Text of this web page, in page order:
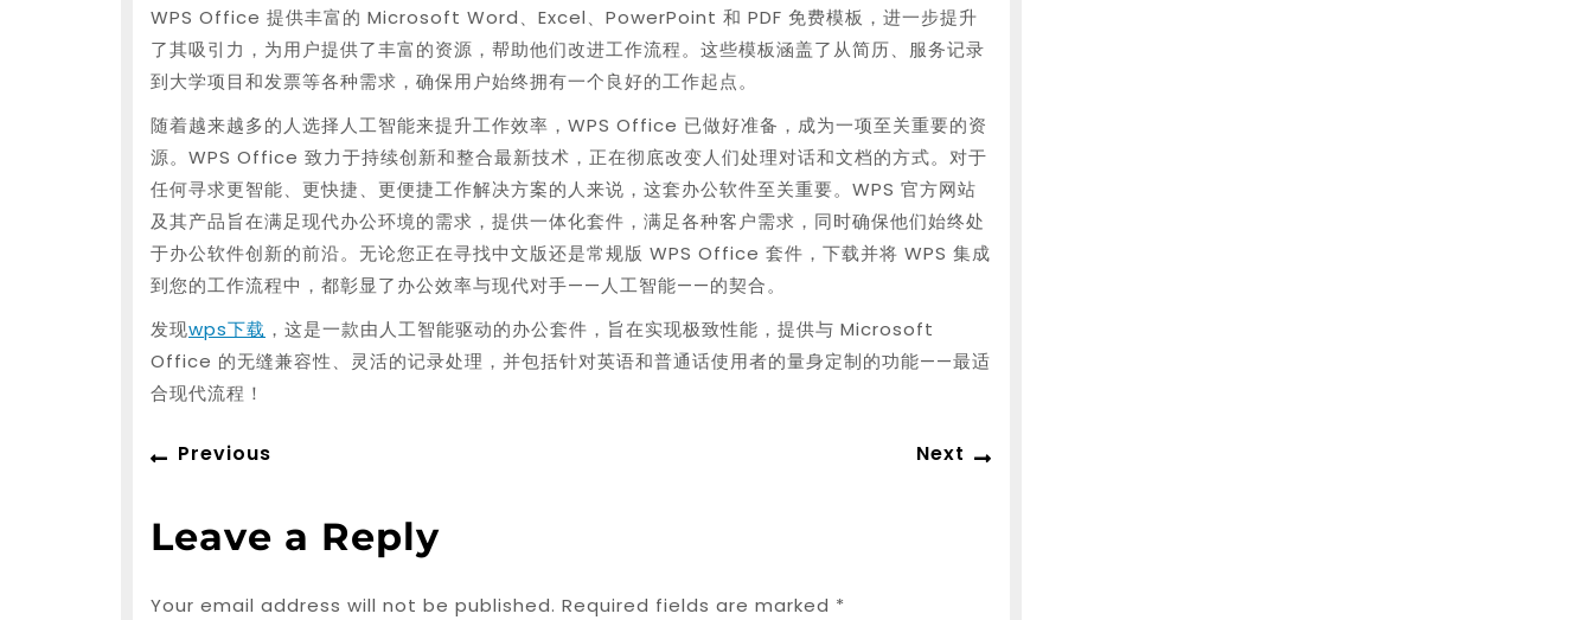
WPS Office 提供丰富的 Microsoft Word、Excel、PowerPoint 和 PDF 免费模板，进一步提升
了其吸引力，为用户提供了丰富的资源，帮助他们改进工作流程。这些模板涵盖了从简历、服务记录
到大学项目和发票等各种需求，确保用户始终拥有一个良好的工作起点。
随着越来越多的人选择人工智能来提升工作效率，WPS Office 已做好准备，成为一项至关重要的资
源。WPS Office 致力于持续创新和整合最新技术，正在彻底改变人们处理对话和文档的方式。对于
任何寻求更智能、更快捷、更便捷工作解决方案的人来说，这套办公软件至关重要。WPS 官方网站
及其产品旨在满足现代办公环境的需求，提供一体化套件，满足各种客户需求，同时确保他们始终处
于办公软件创新的前沿。无论您正在寻找中文版还是常规版 WPS Office 套件，下载并将 WPS 集成
到您的工作流程中，都彰显了办公效率与现代对手——人工智能——的契合。
发现wps下载 ，这是一款由人工智能驱动的办公套件，旨在实现极致性能，提供与 Microsoft
Office 的无缝兼容性、灵活的记录处理，并包括针对英语和普通话使用者的量身定制的功能——最适
合现代流程！
Post
Previous Next
Leave a Reply
Your email address will not be published. Required fields are marked *